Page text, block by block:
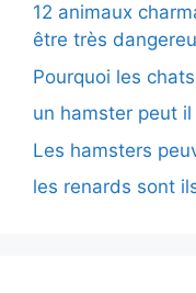
12 animaux
être très
Pourquoi les
un hamster peut il
Les hamsters
les renards sont